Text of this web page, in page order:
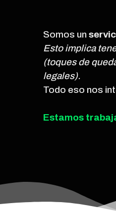
Somos un
Esto implica
(toques de
legales).
Todo eso nos
Estamos